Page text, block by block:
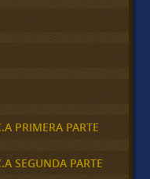
PRIMERA PARTE
SEGUNDA PARTE